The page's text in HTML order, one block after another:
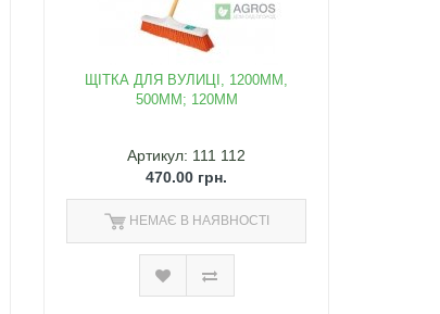
ЩІТКА ДЛЯ ВУЛИЦІ, 1200ММ,
500ММ; 120ММ
Артикул: 111 112
470.00 грн.
НЕМАЄ В НАЯВНОСТІ